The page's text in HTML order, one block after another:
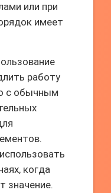
или при
имеет
работу
с обычным
когда
значение.